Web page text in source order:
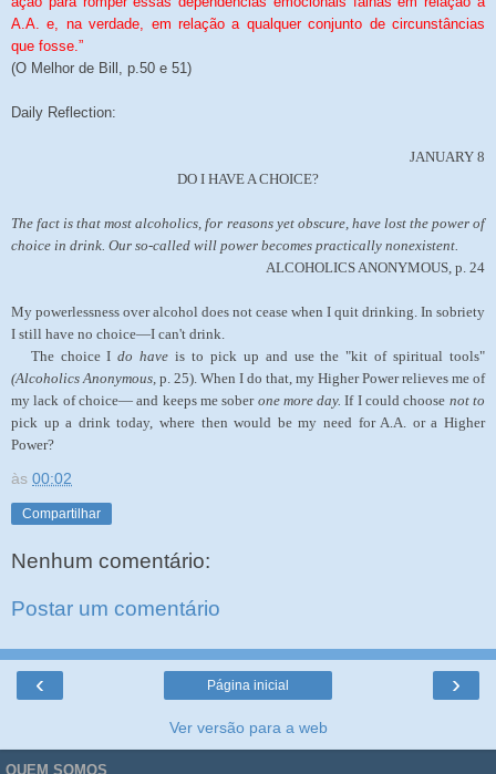
A.A. e, na verdade, em relação a qualquer conjunto de circunstâncias
que fosse.”
(O Melhor de Bill, p.50 e 51)
Daily Reflection:
JANUARY 8
DO I HAVE A CHOICE?
The fact is that most alcoholics, for reasons yet obscure, have lost the power of
choice in drink. Our so-called will power becomes practically nonexistent.
ALCOHOLICS ANONYMOUS, p. 24
My powerlessness over alcohol does not cease when I quit drinking. In sobriety
I still have no choice—I can't drink.
The choice Ido haveis to pick up and use the "kit of spiritual tools"
(Alcoholics Anonymous, p. 25). When I do that, my Higher Power relieves me of
my lack of choice— and keeps me sober one more day.If I could choose not to
pick up a drink today, where then would be my need for A.A. or a Higher
Power?
às 00:02
Compartilhar
Nenhum comentário:
Postar um comentário
‹ ›
Página inicial
Ver versão para a web
QUEM SOMOS